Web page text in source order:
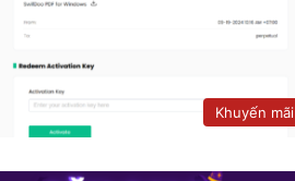
Khuyến mãi